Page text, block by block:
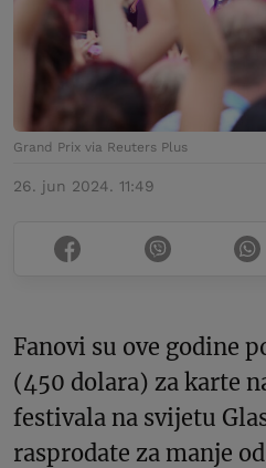
Grand Prix via Reuters Plus
26. jun 2024. 11:49
Fanovi su ove godine
(450 dolara) za karte
festivala na svijetu
rasprodate za manje